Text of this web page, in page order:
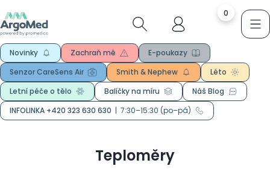
0
Novinky Zachraň mě
E-poukazy
Senzor CareSens Air
Smith & Nephew
Léto
Letní péče o tělo
Balíčky na míru
Náš Blog
INFOLINKA +420 323 630 630 | 7:30–15:30 (po–pá)
Teploměry